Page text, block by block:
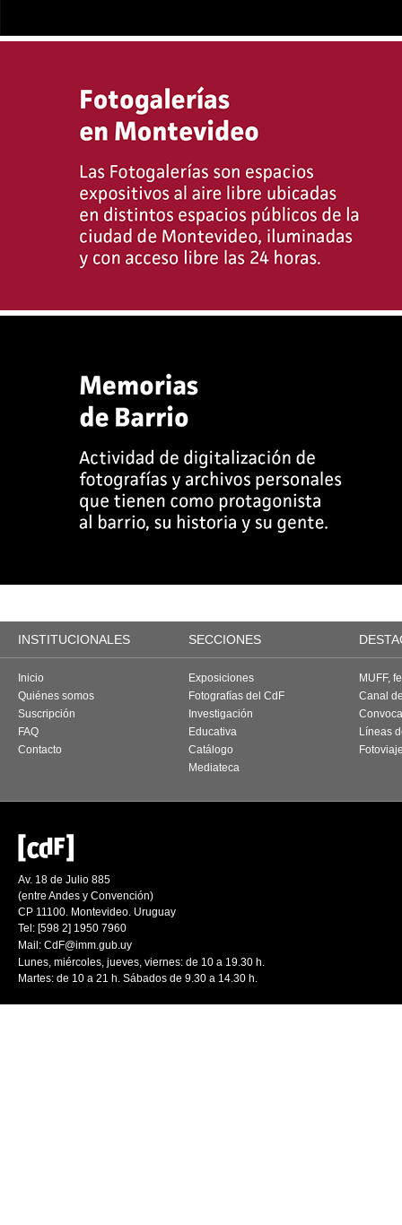
INSTITUCIONALES SECCIONES
Inicio
Quiénes somos
Suscripción
FAQ
Contacto
Exposiciones
Fotografías del CdF
Investigación
Educativa
Catálogo
Mediateca
MUFF,
Canal
Líneas
Av. 18 de Julio 885
(entre Andes y Convención)
CP 11100. Montevideo. Uruguay
Tel: [598 2] 1950 7960
Mail: CdF@imm.gub.uy
Lunes, miércoles, jueves, viernes: de 10 a 19.30 h.
Martes: de 10 a 21 h. Sábados de 9.30 a 14.30 h.